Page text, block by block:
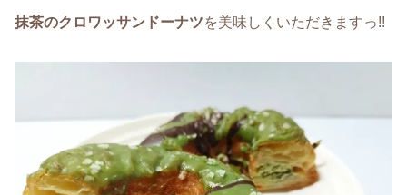
抹茶のクロワッサンドーナツを美味しくいただきますっ!!